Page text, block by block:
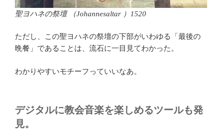
聖ヨハネの祭壇 （Johannesaltar ）1520
ただし、この聖ヨハネの祭壇の下部がいわゆる「最後の
晩餐」であることは、流石に一目見てわかった。
わかりやすいモチーフっていいなあ。
デジタルに教会音楽を楽しめるツールも発
見。